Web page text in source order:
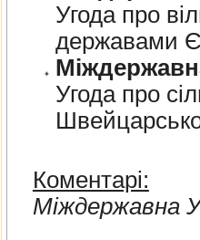
Угода про
державами
Угода про
Коментарі:
Мiждержавна